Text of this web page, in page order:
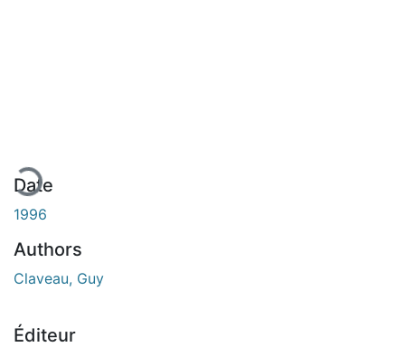
Date
1996
Authors
Claveau, Guy
Éditeur